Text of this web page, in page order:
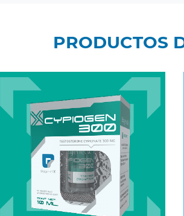
PRODUCTOS
mg